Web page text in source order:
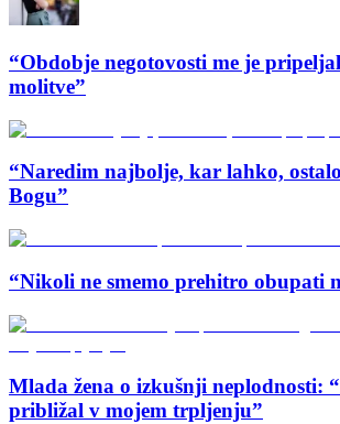
“Obdobje negotovosti me je
molitve”
“Naredim najbolje, kar lahko,
Bogu”
“Nikoli ne smemo prehitro obupati
Mlada žena o izkušnji neplodnosti:
približal v mojem trpljenju”